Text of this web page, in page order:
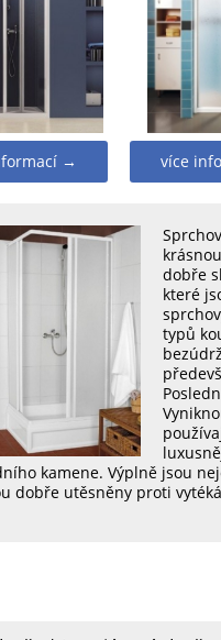
→ více
dobře
které
typů
kamene. Výplně jsou
dobře utěsněny proti